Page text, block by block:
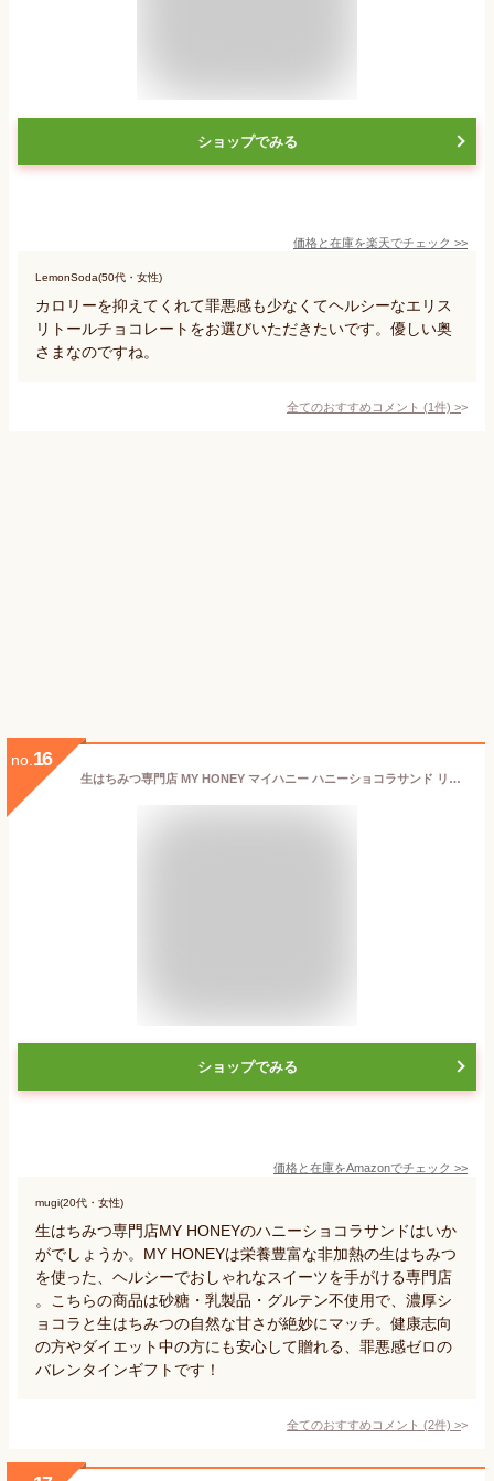
ショップでみる
価格と在庫を楽天でチェック >>
LemonSoda(50代・女性)
カロリーを抑えてくれて罪悪感も少なくてヘルシーなエリス
リトールチョコレートをお選びいただきたいです。優しい奥
さまなのですね。
全てのおすすめコメント (1件) >
no. 16
生はちみつ専門店 MY HONEY マイハニー ハニーショコラサンド リープ LEAP 小箱入り5枚セット 砂糖不使用 乳製品不使用 グルテンフリーの罪悪感のないスイーツ
ショップでみる
価格と在庫をAmazonでチェック >>
mugi(20代・女性)
生はちみつ専門店MY HONEYのハニーショコラサンドはいか
がでしょうか。MY HONEYは栄養豊富な非加熱の生はちみつ
を使った、ヘルシーでおしゃれなスイーツを手がける専門店
。こちらの商品は砂糖・乳製品・グルテン不使用で、濃厚シ
ョコラと生はちみつの自然な甘さが絶妙にマッチ。健康志向
の方やダイエット中の方にも安心して贈れる、罪悪感ゼロの
バレンタインギフトです！
全てのおすすめコメント (2件) >